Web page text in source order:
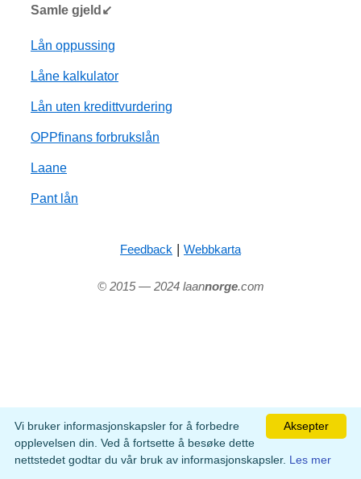
Samle gjeld↙
Lån oppussing
Låne kalkulator
Lån uten kredittvurdering
OPPfinans forbrukslån
Laane
Pant lån
Feedback | Webbkarta
© 2015 — 2024 laannorge.com
Aksepter
Vi bruker informasjonskapsler for å forbedre
opplevelsen din. Ved å fortsette å besøke dette
nettstedet godtar du vår bruk av informasjonskapsler. Les mer